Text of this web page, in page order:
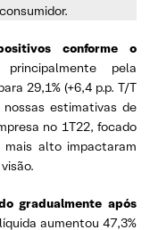
conforme o
principalmente pela
29,1% (+6,4 p.p. T/T
estimativas de
no 1T22, focado
alto impactaram
gradualmente após
aumentou 47,3%